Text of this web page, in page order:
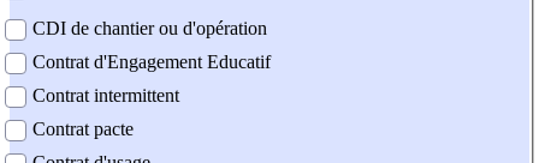
CDI de chantier ou d'opération
Contrat d'Engagement Educatif
Contrat intermittent
Contrat pacte